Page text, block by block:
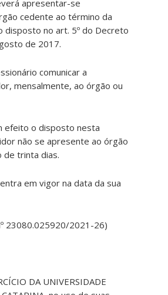
apresentar-se
cedente ao término da
disposto no art. 5º do Decreto
de 2017.
comunicar a
mensalmente, ao órgão ou
efeito o disposto nesta
não se apresente ao órgão
de trinta dias.
em vigor na data da sua
23080.025920/2021-26)
DA UNIVERSIDADE